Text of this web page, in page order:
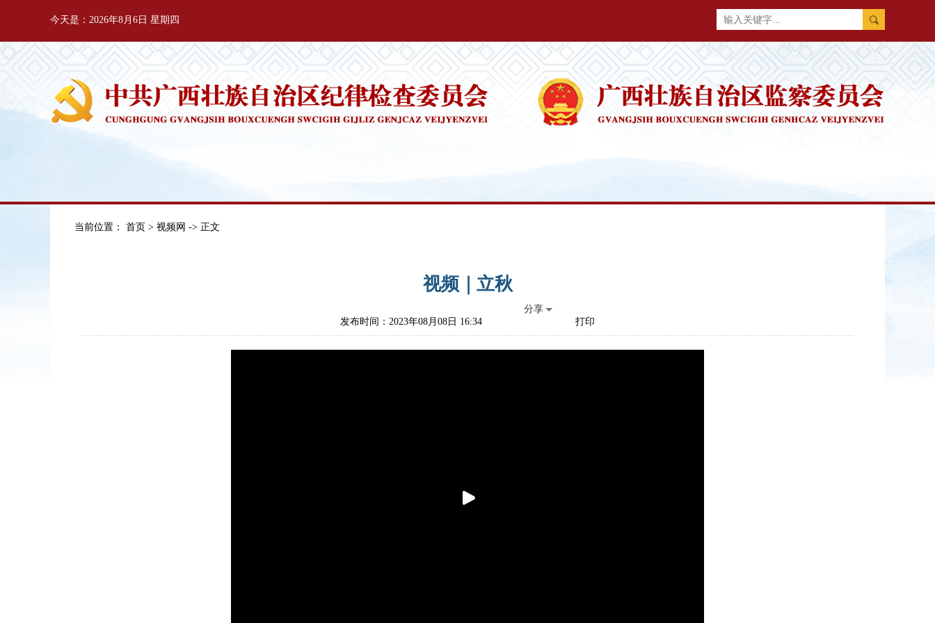
今天是：2026年8月6日 星期四
当前位置： 首页 > 视频网 -> 正文
视频｜立秋
发布时间：2023年08月08日 16:34
分享
打印